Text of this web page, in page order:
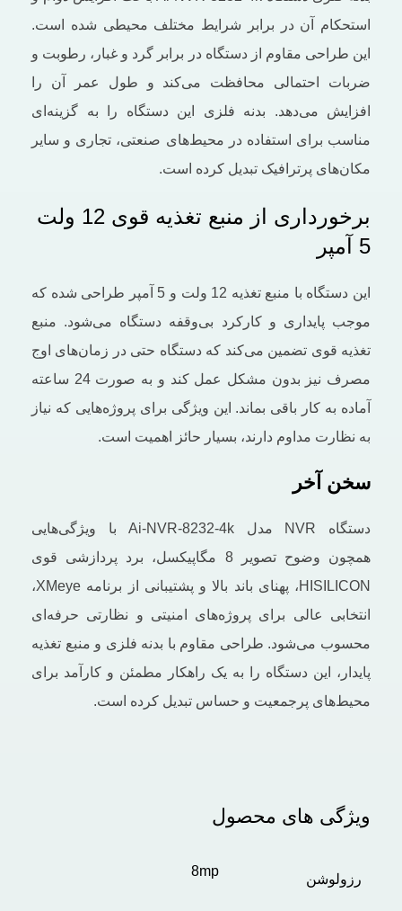
استحکام آن در برابر شرایط مختلف محیطی شده است.
این طراحی مقاوم از دستگاه در برابر گرد و غبار، رطوبت و
ضربات احتمالی محافظت می‌کند و طول عمر آن را
افزایش می‌دهد. بدنه فلزی این دستگاه را به گزینه‌ای
مناسب برای استفاده در محیط‌های صنعتی، تجاری و سایر
مکان‌های پرترافیک تبدیل کرده است.
برخورداری از منبع تغذیه قوی 12 ولت
5 آمپر
این دستگاه با منبع تغذیه 12 ولت و 5 آمپر طراحی شده که
موجب پایداری و کارکرد بی‌وقفه دستگاه می‌شود. منبع
تغذیه قوی تضمین می‌کند که دستگاه حتی در زمان‌های اوج
مصرف نیز بدون مشکل عمل کند و به‌ صورت 24 ساعته
آماده به‌ کار باقی بماند. این ویژگی برای پروژه‌هایی که نیاز
به نظارت مداوم دارند، بسیار حائز اهمیت است.
سخن آخر
دستگاه NVR مدل Ai-NVR-8232-4k با ویژگی‌هایی
همچون وضوح تصویر 8 مگاپیکسل، برد پردازشی قوی
HISILICON، پهنای باند بالا و پشتیبانی از برنامه XMeye،
انتخابی عالی برای پروژه‌های امنیتی و نظارتی حرفه‌ای
محسوب می‌شود. طراحی مقاوم با بدنه فلزی و منبع تغذیه
پایدار، این دستگاه را به یک راهکار مطمئن و کارآمد برای
محیط‌های پرجمعیت و حساس تبدیل کرده است.
ویژگی های محصول
رزولوشن
8mp